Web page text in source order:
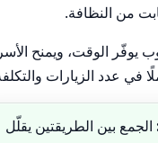
من النظافة.
يوفّر الوقت، ويمنح
في عدد الزيارات
الجمع بين الطريقتين يقلّل